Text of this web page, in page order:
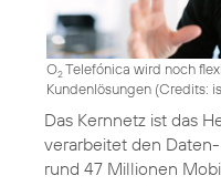
O2Telefónica wird noch
Kundenlösungen (Credits:
Das Kernnetz ist das
verarbeitet den
rund 47 Millionen